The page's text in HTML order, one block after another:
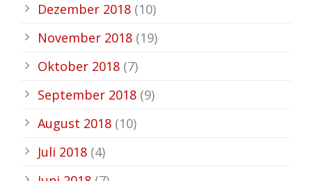
Dezember 2018 (10)
November 2018 (19)
Oktober 2018 (7)
September 2018 (9)
August 2018 (10)
Juli 2018 (4)